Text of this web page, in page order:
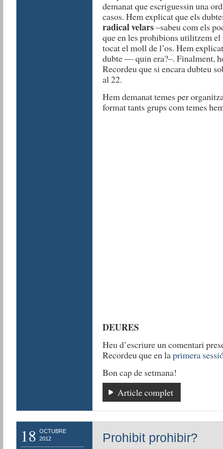
demanat que escriguessin una
casos. Hem explicat que els
radical velars–sabeu com els
que en les prohibions utilitzem
tocat el moll de l’os. Hem
dubte — quin era?–. Finalment,
Recordeu que si encara dubteu
al 22.
Hem demanat temes per
format tants grups com temes
DEURES
Heu d’escriure un comentari
Recordeu que en laprimera
Bon cap de setmana!
Article complet
18
OCTUBRE
2012
Prohibit prohibir?